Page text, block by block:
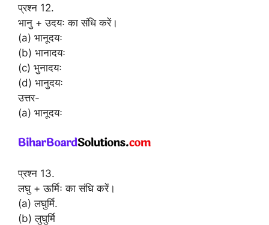
प्रश्न 12.
भानु + उदयः का संधि करें।
(a) भानूदयः
(b) भानादयः
(c) भुनादयः
(d) भानुदयः
उत्तर-
(a) भानूदयः
प्रश्न 13.
लघु + ऊर्मिः का संधि करें।
(a) लघुर्मि.
(b) लुघुर्मि